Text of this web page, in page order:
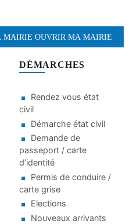
MAIRIE OUVRIR MA MAIRIE
DÉMARCHES
Rendez vous état
civil
Démarche état civil
Demande de
passeport / carte
d’identité
Permis de conduire /
carte grise
Elections
Nouveaux arrivants